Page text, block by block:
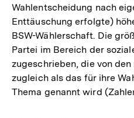
Wahlentscheidung nach
Enttäuschung erfolgte)
BSW-Wählerschaft. Die
Partei im Bereich der
zugeschrieben, die von
zugleich als das für ihre
Thema genannt wird